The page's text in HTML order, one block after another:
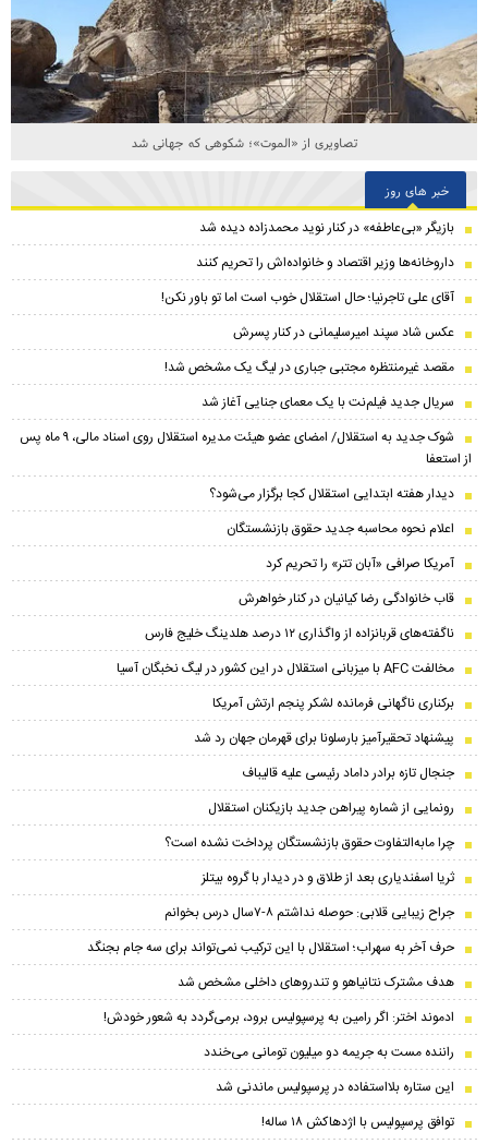
تصاویری از «الموت»؛ شکوهی که جهانی شد
خبر های روز
بازیگر «بی‌عاطفه» در کنار نوید محمدزاده دیده شد
داروخانه‌ها وزیر اقتصاد و خانواده‌اش را تحریم کنند
آقای علی تاجرنیا؛ حال استقلال خوب است اما تو باور نکن!
عکس شاد سپند امیرسلیمانی در کنار پسرش
مقصد غیرمنتظره مجتبی جباری در لیگ یک مشخص شد!
سریال جدید فیلم‌نت با یک معمای جنایی آغاز شد
شوک جدید به استقلال/ امضای عضو هیئت مدیره استقلال روی اسناد مالی، ۹ ماه پس
از استعفا
دیدار هفته ابتدایی استقلال کجا برگزار می‌شود؟
اعلام نحوه محاسبه جدید حقوق بازنشستگان
آمریکا صرافی «آبان تتر» را تحریم کرد
قاب خانوادگی رضا کیانیان در کنار خواهرش
ناگفته‌های قربانزاده از واگذاری ۱۲ درصد هلدینگ خلیج فارس
مخالفت AFC با میزبانی استقلال در این کشور در لیگ نخبگان آسیا
برکناری ناگهانی فرمانده لشکر پنجم ارتش آمریکا
پیشنهاد تحقیرآمیز بارسلونا برای قهرمان جهان رد شد
جنجال تازه برادر داماد رئیسی علیه قالیباف
رونمایی از شماره پیراهن جدید بازیکنان استقلال
چرا مابه‌التفاوت حقوق بازنشستگان پرداخت نشده است؟
ثریا اسفندیاری بعد از طلاق و در دیدار با گروه بیتلز
جراح زیبایی قلابی: حوصله نداشتم ۸-۷سال درس بخوانم
حرف آخر به سهراب؛ استقلال با این ترکیب نمی‌تواند برای سه جام بجنگد
هدف مشترک نتانیاهو و تندروهای داخلی مشخص شد
ادموند اختر: اگر رامین به پرسپولیس برود، برمی‌گردد به شعور خودش!
راننده مست به جریمه دو میلیون تومانی می‌خندد
این ستاره بلااستفاده در پرسپولیس ماندنی شد
توافق پرسپولیس با اژدهاکش ۱۸ ساله!